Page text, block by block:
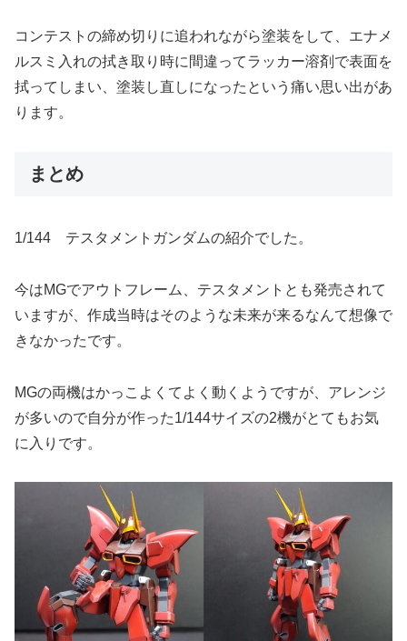
コンテストの締め切りに追われながら塗装をして、エナメ
ルスミ入れの拭き取り時に間違ってラッカー溶剤で表面を
拭ってしまい、塗装し直しになったという痛い思い出があ
ります。
まとめ
1/144 テスタメントガンダムの紹介でした。
今はMGでアウトフレーム、テスタメントとも発売されて
いますが、作成当時はそのような未来が来るなんて想像で
きなかったです。
MGの両機はかっこよくてよく動くようですが、アレンジ
が多いので自分が作った1/144サイズの2機がとてもお気
に入りです。